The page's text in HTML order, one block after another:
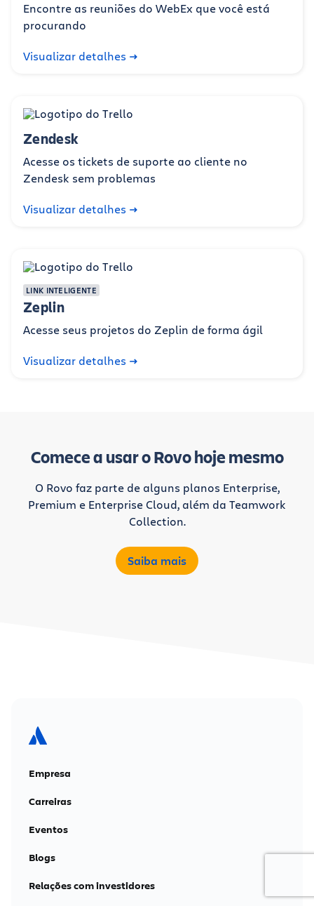
Encontre as reuniões do WebEx que você está
procurando
Visualizar detalhes
Zendesk
Acesse os tickets de suporte ao cliente no
Zendesk sem problemas
Visualizar detalhes
LINK INTELIGENTE
Zeplin
Acesse seus projetos do Zeplin de forma ágil
Visualizar detalhes
Comece a usar o Rovo hoje mesmo
O Rovo faz parte de alguns planos Enterprise,
Premium e Enterprise Cloud, além da Teamwork
Collection.
Saiba mais
Empresa
Carreiras
Eventos
Blogs
Relações com investidores